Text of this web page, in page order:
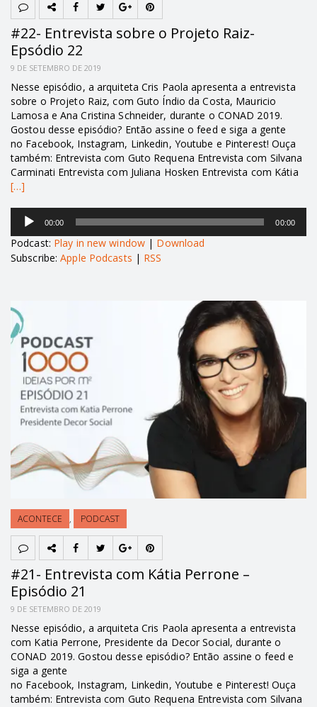
#22- Entrevista sobre o Projeto Raiz-
Epsódio 22
9 DE SETEMBRO DE 2019
Nesse episódio, a arquiteta Cris Paola apresenta a entrevista
sobre o Projeto Raiz, com Guto Índio da Costa, Mauricio
Lamosa e Ana Cristina Schneider, durante o CONAD 2019.
Gostou desse episódio? Então assine o feed e siga a gente
no Facebook, Instagram, Linkedin, Youtube e Pinterest! Ouça
também: Entrevista com Guto Requena Entrevista com Silvana
Carminati Entrevista com Juliana Hosken Entrevista com Kátia
[…]
Tocador
áudio
00:00 00:00
Podcast: Play in new window | Download
Subscribe:Apple Podcasts | RSS
ACONTECE , PODCAST
#21- Entrevista com Kátia Perrone –
Episódio 21
9 DE SETEMBRO DE 2019
Nesse episódio, a arquiteta Cris Paola apresenta a entrevista
com Katia Perrone, Presidente da Decor Social, durante o
CONAD 2019. Gostou desse episódio? Então assine o feed e
siga a gente
no Facebook, Instagram, Linkedin, Youtube e Pinterest! Ouça
também: Entrevista com Guto Requena Entrevista com Silvana